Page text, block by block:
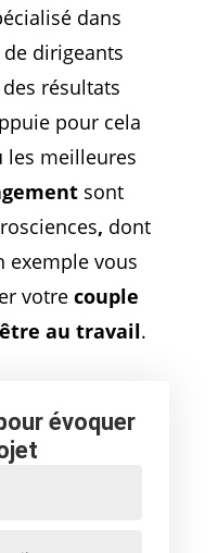
dans
de dirigeants
résultats
pour cela
les meilleures
sont
, dont
exemple vous
votre couple
au travail.
évoquer